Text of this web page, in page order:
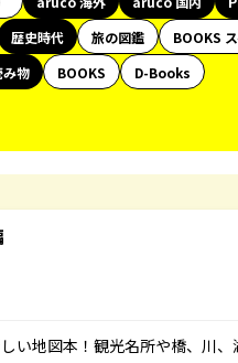
歴史時代 旅の図鑑
BOOKS
み物 BOOKS
D-Books
い地図本！観光名所や橋、川